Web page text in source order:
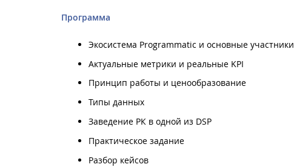
Программа
Экосистема Programmatic и основные участники
Актуальные метрики и реальные KPI
Принцип работы и ценообразование
Типы данных
Заведение РК в одной из DSP
Практическое задание
Разбор кейсов